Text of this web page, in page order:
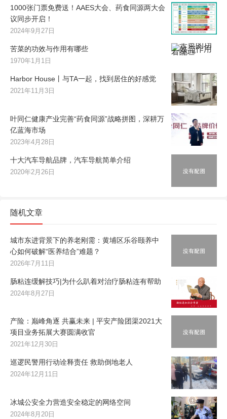
1000张门票免费送！AAES大会、药食同源两大会
议同步开启！
2024年9月27日
苦菜的功效与作用有哪些
1970年1月1日
Harbor House丨与TA一起，找到居住的好感觉
2021年11月3日
叶同仁健康产业完善“药食同源”战略拼图，深耕万
亿蓝海市场
2023年4月28日
十大汽车导航品牌，汽车导航简单介绍
2020年2月26日
随机文章
城市东进背景下的养老刚需：黄埔区乐谷颐养中
心如何破解“医养结合”难题？
2026年7月11日
肠粘连缓解技巧|为什么趴着对治疗肠粘连有帮助
2024年8月27日
产险：巅峰角逐 共赢未来 | 平安产险团渠2021大
项目业务拓展大赛圆满收官
2021年12月30日
巡逻民警用行动诠释责任 救助倒地老人
2024年12月11日
冰城公安全力营造安全稳定的网络空间
2024年8月20日